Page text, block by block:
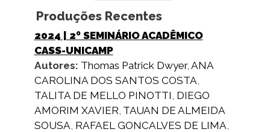
Produções Recentes
2024 | 2º SEMINÁRIO ACADÊMICO
CASS-UNICAMP
Autores: Thomas Patrick Dwyer, ANA
CAROLINA DOS SANTOS COSTA
TALITA DE MELLO PINOTTI DIEGO
AMORIM XAVIER TAUAN DE ALMEIDA
SOUSA RAFAEL GONCALVES DE LIMA